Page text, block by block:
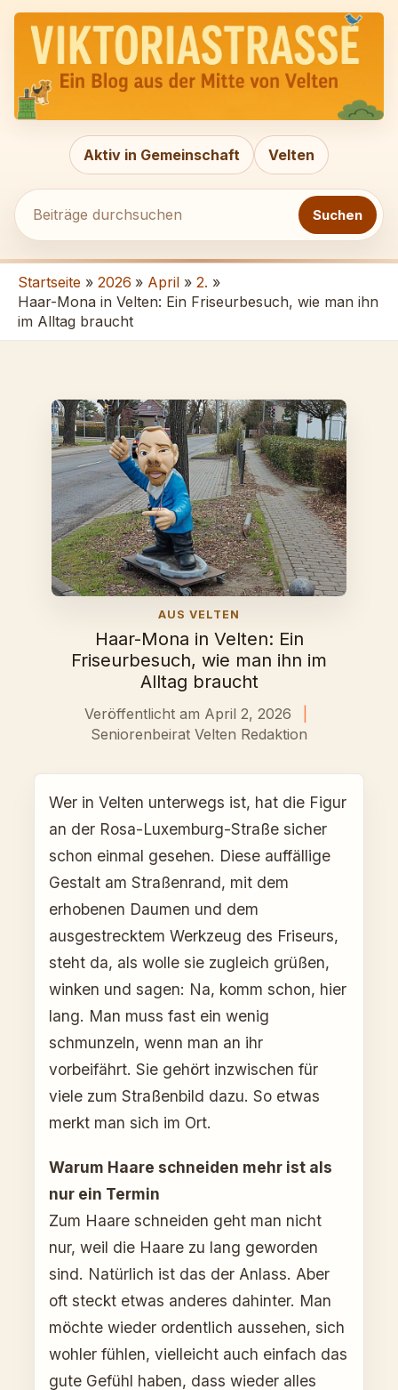
Zum
Inhalt
springen
Aktiv in Gemeinschaft Velten
Beiträge
durchsuchen
Suchen
Startseite 2026 April
2.
Haar-Mona in Velten: Ein Friseurbesuch, wie man ihn
im Alltag braucht
AUS VELTEN
Haar-Mona in Velten: Ein
Friseurbesuch, wie man ihn im
Alltag braucht
Veröffentlicht am April 2, 2026
Seniorenbeirat Velten Redaktion
Wer in Velten unterwegs ist, hat die Figur
an der Rosa-Luxemburg-Straße sicher
schon einmal gesehen. Diese auffällige
Gestalt am Straßenrand, mit dem
erhobenen Daumen und dem
ausgestrecktem Werkzeug des Friseurs,
steht da, als wolle sie zugleich grüßen,
winken und sagen: Na, komm schon, hier
lang. Man muss fast ein wenig
schmunzeln, wenn man an ihr
vorbeifährt. Sie gehört inzwischen für
viele zum Straßenbild dazu. So etwas
merkt man sich im Ort.
Warum Haare schneiden mehr ist als
nur ein Termin
Zum Haare schneiden geht man nicht
nur, weil die Haare zu lang geworden
sind. Natürlich ist das der Anlass. Aber
oft steckt etwas anderes dahinter. Man
möchte wieder ordentlich aussehen, sich
wohler fühlen, vielleicht auch einfach das
gute Gefühl haben, dass wieder alles